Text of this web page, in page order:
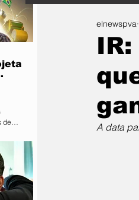
de
para
do
MT.
negócios
feira
Esporteelnewspva
A data